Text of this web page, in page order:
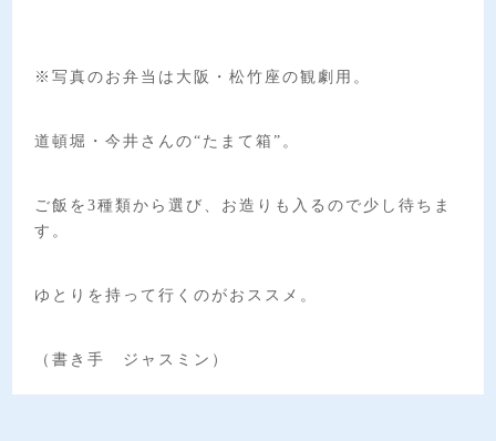
※写真のお弁当は大阪・松竹座の観劇用。
道頓堀・今井さんの“たまて箱”。
ご飯を3種類から選び、お造りも入るので少し待ちま
す。
ゆとりを持って行くのがおススメ。
（書き手 ジャスミン）